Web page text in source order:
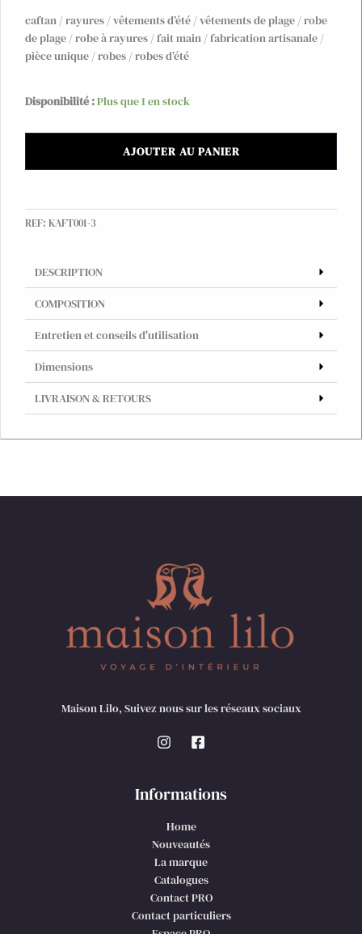
caftan / rayures / vêtements d’été / vêtements de plage / robe
de plage / robe à rayures / fait main / fabrication artisanale /
pièce unique / robes / robes d’été
Disponibilité :Plus que 1 en stock
quantité
Robe-
rayée
coton
doux
bleu
marine
AJOUTER AU PANIER
REF: KAFT001-3
DESCRIPTION
COMPOSITION
Entretien et conseils d'utilisation
Dimensions
LIVRAISON & RETOURS
Maison Lilo, Suivez nous sur les réseaux sociaux
Informations
Home
Nouveautés
La marque
Catalogues
Contact PRO
Contact particuliers